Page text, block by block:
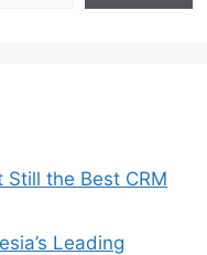
the Best CRM
Leading